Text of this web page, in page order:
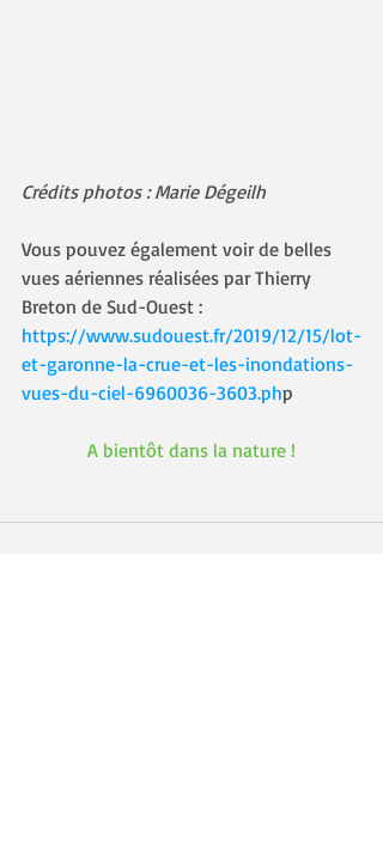
Crédits photos : Marie Dégeilh
Vous pouvez également voir de belles
vues aériennes réalisées par Thierry
Breton de Sud-Ouest :
https://www.sudouest.fr/2019/12/15/lot-
et-garonne-la-crue-et-les-inondations-
vues-du-ciel-6960036-3603.php
A bientôt dans la nature !